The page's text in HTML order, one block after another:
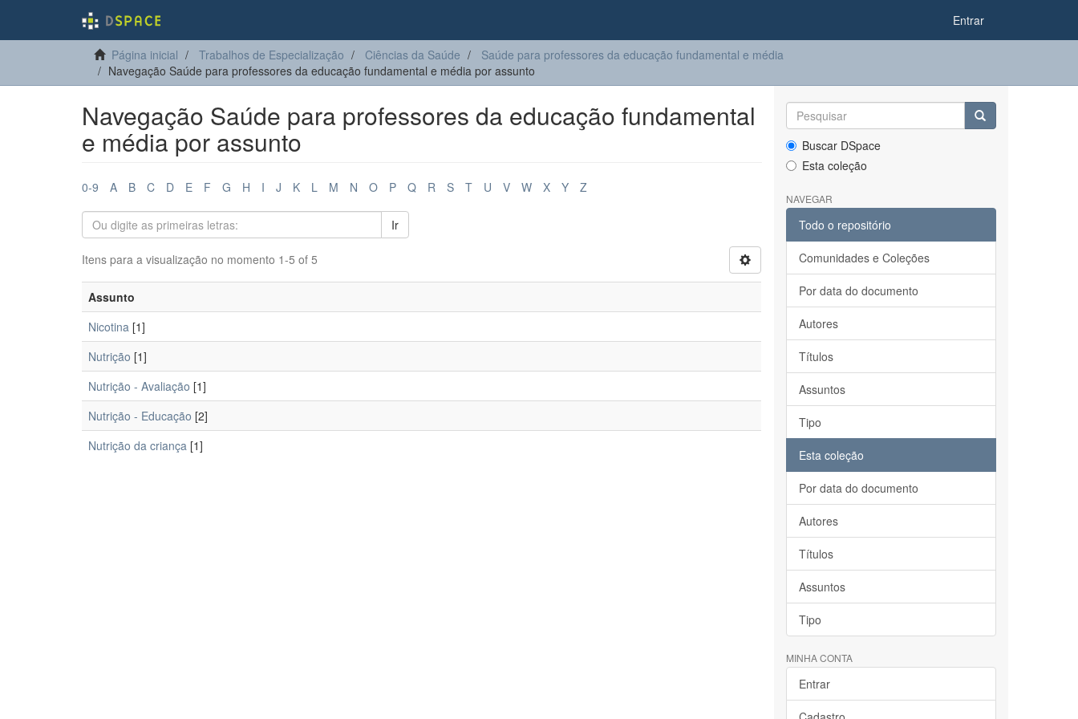
Entrar
Página inicial Trabalhos de Especialização Ciências da Saúde
Saúde para professores da educação fundamental e média
Navegação Saúde para professores da educação fundamental e média por assunto
Navegação Saúde para professores da educação fundamental
e média por assunto
0-9 A B C D E F G H I J K L M N O P Q R S T U V W X Y Z
Ir
Itens para a visualização no momento 1-5 of 5
Assunto
Nicotina [1]
Nutrição [1]
Nutrição - Avaliação [1]
Nutrição - Educação [2]
Nutrição da criança [1]
Buscar DSpace
Esta coleção
NAVEGAR
Todo o repositório
Comunidades e Coleções
Por data do documento
Autores
Títulos
Assuntos
Tipo
Esta coleção
Por data do documento
Autores
Títulos
Assuntos
Tipo
MINHA CONTA
Entrar